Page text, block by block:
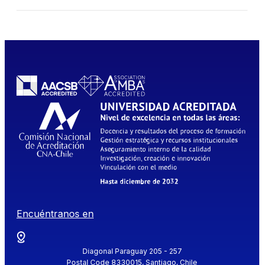
Encuéntranos en
Diagonal Paraguay 205 - 257
Postal Code 8330015, Santiago, Chile